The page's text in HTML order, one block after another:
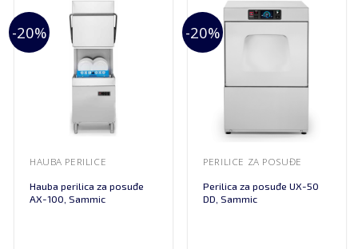
-20%
HAUBA PERILICE
Hauba perilica za posuđe
AX-100, Sammic
-20%
PERILICE ZA POSUĐE
Perilica za posuđe UX-50
DD, Sammic